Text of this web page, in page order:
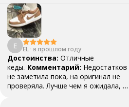
E EL · в прошлом году
Достоинства: Отличные
кеды. Комментарий: Недостатков
не заметила пока, на оригинал не
проверяла. Лучше чем я ожидала, в